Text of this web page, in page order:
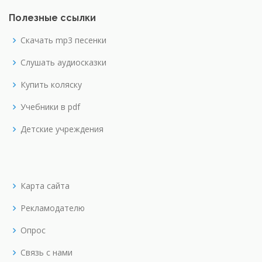
Полезные ссылки
Скачать mp3 песенки
Слушать аудиосказки
Купить коляску
Учебники в pdf
Детские учреждения
Карта сайта
Рекламодателю
Опрос
Связь с нами